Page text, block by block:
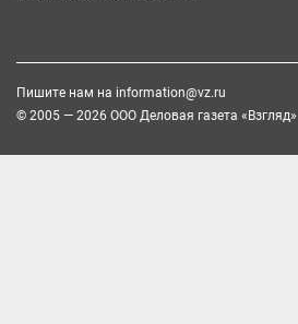
Пишите нам на information@vz.ru
© 2005 — 2026 ООО Деловая газета «Взгляд»